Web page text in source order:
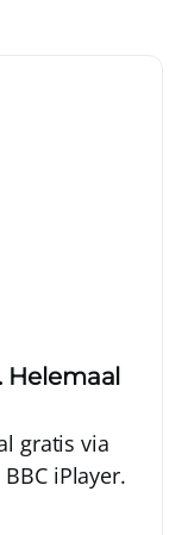
Helemaal
gratis via
iPlayer.